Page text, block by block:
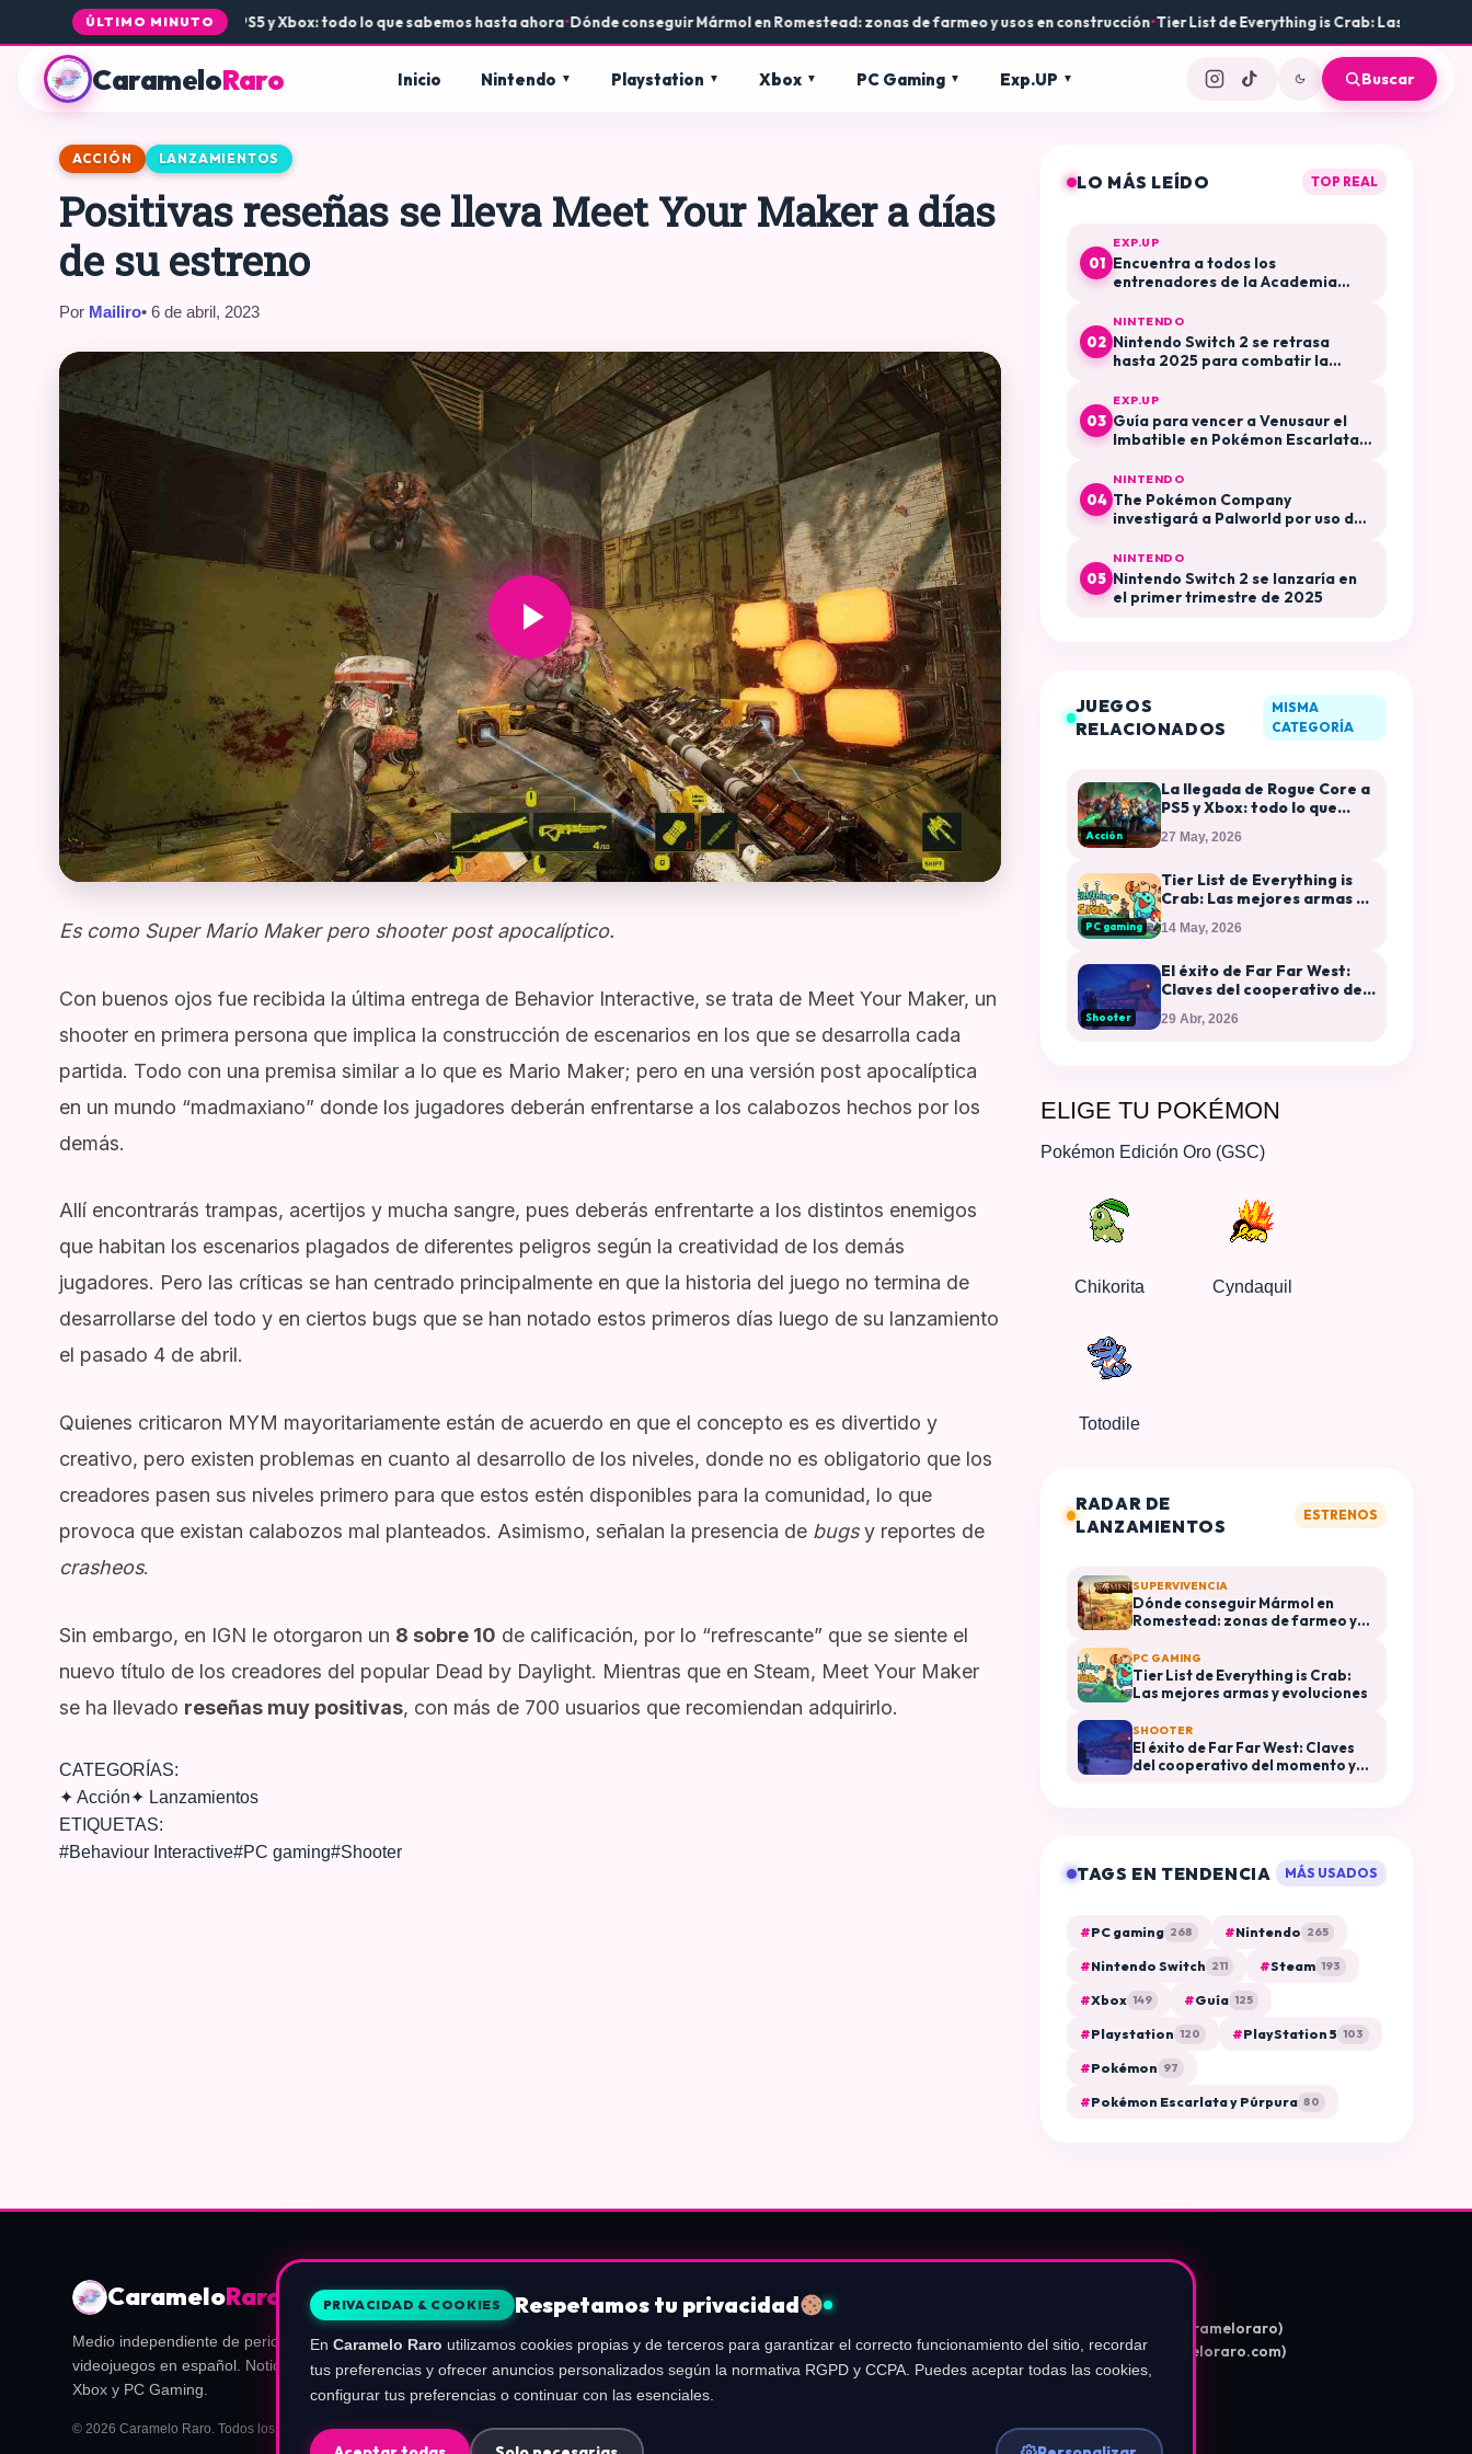
ÚLTIMO MINUTO
La llegada de Rogue Core a PS5 y Xbox: todo lo que sabemos hasta ahora•Dónde conseguir Mármol en Romestead: zonas de farmeo y usos en construcción•Tier List de Everything is Crab: Las mejores
CarameloRaro Inicio Nintendo Playstation Xbox PC Gaming Exp.UP Buscar
ACCIÓN LANZAMIENTOS
Positivas reseñas se lleva Meet Your Maker a días
de su estreno
Por Mailiro• 6 de abril, 2023
Es como Super Mario Maker pero shooter post apocalíptico.
Con buenos ojos fue recibida la última entrega de Behavior Interactive, se trata de Meet Your Maker, un
shooter en primera persona que implica la construcción de escenarios en los que se desarrolla cada
partida. Todo con una premisa similar a lo que es Mario Maker; pero en una versión post apocalíptica
en un mundo “madmaxiano” donde los jugadores deberán enfrentarse a los calabozos hechos por los
demás.
Allí encontrarás trampas, acertijos y mucha sangre, pues deberás enfrentarte a los distintos enemigos
que habitan los escenarios plagados de diferentes peligros según la creatividad de los demás
jugadores. Pero las críticas se han centrado principalmente en que la historia del juego no termina de
desarrollarse del todo y en ciertos bugs que se han notado estos primeros días luego de su lanzamiento
el pasado 4 de abril.
Quienes criticaron MYM mayoritariamente están de acuerdo en que el concepto es es divertido y
creativo, pero existen problemas en cuanto al desarrollo de los niveles, donde no es obligatorio que los
creadores pasen sus niveles primero para que estos estén disponibles para la comunidad, lo que
provoca que existan calabozos mal planteados. Asimismo, señalan la presencia de bugsy reportes de
crasheos.
Sin embargo, en IGN le otorgaron un 8 sobre 10 de calificación, por lo “refrescante” que se siente el
nuevo título de los creadores del popular Dead by Daylight. Mientras que en Steam, Meet Your Maker
se ha llevado reseñas muy positivas, con más de 700 usuarios que recomiendan adquirirlo.
CATEGORÍAS:
✦ Acción✦ Lanzamientos
ETIQUETAS:
#Behaviour Interactive#PC gaming#Shooter
LO MÁS LEÍDO TOP REAL
01
EXP.UP
Encuentra a todos los
entrenadores de la Academia
Púrpura El Disco Índigo
02
NINTENDO
Nintendo Switch 2 se retrasa
hasta 2025 para combatir la
03
EXP.UP
Guía para vencer a Venusaur el
Imbatible en Pokémon Escarlata y
04
NINTENDO
The Pokémon Company
investigará a Palworld por uso de
05
NINTENDO
Nintendo Switch 2 se lanzaría en
el primer trimestre de 2025
JUEGOS
RELACIONADOS
MISMA
CATEGORÍA
Acción
La llegada de Rogue Core a
PS5 y Xbox: todo lo que
27 May, 2026
PC gaming
Tier List de Everything is
Crab: Las mejores armas y
14 May, 2026
Shooter
El éxito de Far Far West:
Claves del cooperativo del
disponibles
29 Abr, 2026
ELIGE TU POKÉMON
Pokémon Edición Oro (GSC)
Chikorita Cyndaquil
Totodile
RADAR DE
LANZAMIENTOS
ESTRENOS
SUPERVIVENCIA
Dónde conseguir Mármol en
Romestead: zonas de farmeo y
PC GAMING
Tier List de Everything is Crab:
Las mejores armas y evoluciones
SHOOTER
El éxito de Far Far West: Claves
del cooperativo del momento y
TAGS EN TENDENCIA MÁS USADOS
#PC gaming 268 #Nintendo 265
#Nintendo Switch 211 #Steam 193
#Xbox 149 #Guía 125
#Playstation 120 #PlayStation 5 103
#Pokémon 97
#Pokémon Escarlata y Púrpura 80
CarameloRaro
Medio independiente de periodismo, guías y actualidad de
videojuegos en español. Noticias de Nintendo, PlayStation,
Xbox y PC Gaming.
© 2026 Caramelo Raro. Todos los derechos reservados.
PlayStation
Xbox
PC Gaming
LEGAL E INFORMACIÓN
Política de Privacidad
Política de Cookies
Instagram (@ca.rameloraro)
TikTok (@carameloraro.com)
YouTube
PRIVACIDAD & COOKIES Respetamos tu privacidad
En Caramelo Raro utilizamos cookies propias y de terceros para garantizar el correcto funcionamiento del sitio, recordar
tus preferencias y ofrecer anuncios personalizados según la normativa RGPD y CCPA. Puedes aceptar todas las cookies,
configurar tus preferencias o continuar con las esenciales.